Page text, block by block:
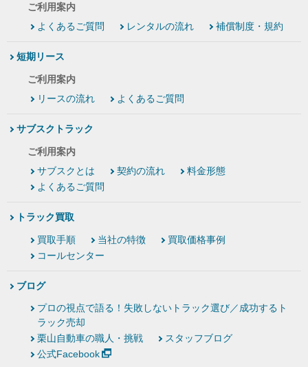
ご利用案内
よくあるご質問
レンタルの流れ 補償制度・規約
短期リース
ご利用案内
リースの流れ
よくあるご質問
サブスクトラック
ご利用案内
サブスクとは
契約の流れ
料金形態
よくあるご質問
トラック買取
買取手順 当社の特徴
買取価格事例
コールセンター
ブログ
プロの視点で語る！失敗しないトラック選び／成功するト
ラック売却
栗山自動車の職人・挑戦
スタッフブログ
公式Facebook